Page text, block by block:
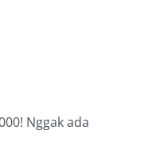
Nggak ada